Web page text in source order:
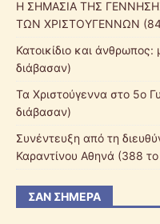
Η ΣΗΜΑΣΙΑ ΤΗΣ
ΤΩΝ ΧΡΙΣΤΟΥΓΕΝΝΩΝ
Κατοικίδιο και
διάβασαν)
Τα Χριστούγεννα στο 5ο
διάβασαν)
Συνέντευξη από τη
Καραντίνου Αθηνά (388
ΣΑΝ ΣΉΜΕΡΑ